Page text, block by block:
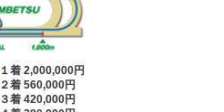
１着 2,000,000円
２着 560,000円
３着 420,000円